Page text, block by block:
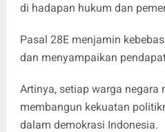
di hadapan hukum dan
Pasal 28E menjamin
dan menyampaikan
Artinya, setiap warga negara
membangun kekuatan
dalam demokrasi Indonesia.